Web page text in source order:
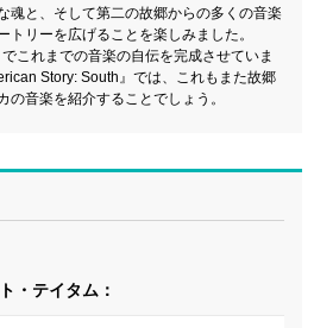
魂と、そして第二の故郷からの多くの音楽
リーを広げることを楽しみました。
これまでの音楽の自伝を完成させていま
Story: South』では、これもまた故郷
の音楽を紹介することでしょう。
・テイタム：